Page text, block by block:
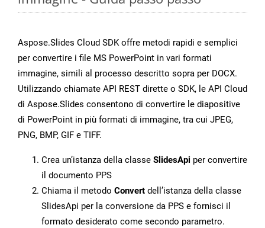
Aspose.Slides Cloud SDK offre metodi rapidi e semplici
per convertire i file MS PowerPoint in vari formati
immagine, simili al processo descritto sopra per DOCX.
Utilizzando chiamate API REST dirette o SDK, le API Cloud
di Aspose.Slides consentono di convertire le diapositive
di PowerPoint in più formati di immagine, tra cui JPEG,
PNG, BMP, GIF e TIFF.
Crea un’istanza della classe SlidesApi per convertire
il documento PPS
Chiama il metodo Convert dell’istanza della classe
SlidesApi per la conversione da PPS e fornisci il
formato desiderato come secondo parametro.